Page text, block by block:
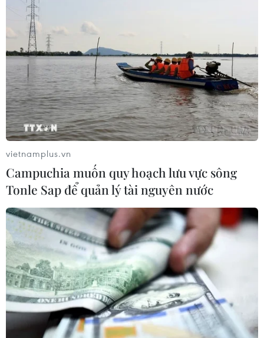
TIN CÙNG CHUYÊN MỤC
Từ 15/9, cấp giấy phép kinh doanh
vận tải trực tuyến trên Cổng Dịch vụ
công
10/08/2026 05:56
Tính bổ trợ cao giữa Việt Nam và
vietnamplus.vn
Campuchia muốn quy hoạch lưu vực sông
Tonle Sap để quản lý tài nguyên nước